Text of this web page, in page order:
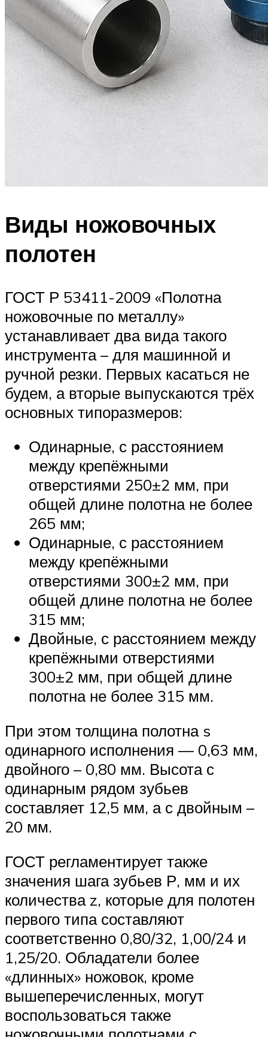
Виды ножовочных
полотен
ГОСТ Р 53411-2009 «Полотна
ножовочные по металлу»
устанавливает два вида такого
инструмента – для машинной и
ручной резки. Первых касаться не
будем, а вторые выпускаются трёх
основных типоразмеров:
Одинарные, с расстоянием
между крепёжными
отверстиями 250±2 мм, при
общей длине полотна не более
265 мм;
Одинарные, с расстоянием
между крепёжными
отверстиями 300±2 мм, при
общей длине полотна не более
315 мм;
Двойные, с расстоянием между
крепёжными отверстиями
300±2 мм, при общей длине
полотна не более 315 мм.
При этом толщина полотна s
одинарного исполнения — 0,63 мм,
двойного – 0,80 мм. Высота с
одинарным рядом зубьев
составляет 12,5 мм, а с двойным –
20 мм.
ГОСТ регламентирует также
значения шага зубьев Р, мм и их
количества z, которые для полотен
первого типа составляют
соответственно 0,80/32, 1,00/24 и
1,25/20. Обладатели более
«длинных» ножовок, кроме
вышеперечисленных, могут
воспользоваться также